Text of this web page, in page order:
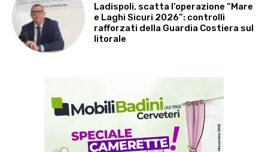
Ladispoli, scatta l’operazione “Mare
e Laghi Sicuri 2026”: controlli
rafforzati della Guardia Costiera sul
litorale